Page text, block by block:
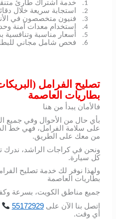
1. خدمة اشتراك طارئ متنقلة
2. استجابة سريعة خلال
3. فنيون متخصصون في
4. استخدام معدات آمنة
5. أسعار مناسبة
6. فحص شامل مجاني
تصليح الفرامل
بطاريات العاصمة
فالأمان يبدأ من هنا
بأي حال من الأحوال وفي جميع
على سلامة الفرامل، فهي خط
من معك على الطريق.
ونحن في كراجات الراشد، ندرك
كل سيارة.
ولهذا نوفر لك خدمة تصليح
بطاريات العاصمة
جميع مناطق الكويت، بسرعة
اتصل بنا الآن على 55172929
أي وقت.